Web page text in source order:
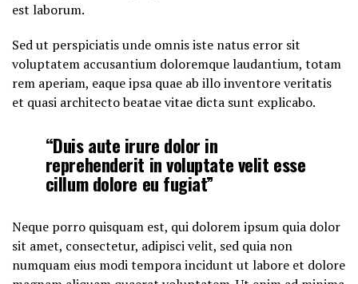
est laborum.
Sed ut perspiciatis unde omnis iste natus error sit
voluptatem accusantium doloremque laudantium, totam
rem aperiam, eaque ipsa quae ab illo inventore veritatis
et quasi architecto beatae vitae dicta sunt explicabo.
“Duis aute irure dolor in
reprehenderit in voluptate velit esse
cillum dolore eu fugiat”
Neque porro quisquam est, qui dolorem ipsum quia dolor
sit amet, consectetur, adipisci velit, sed quia non
numquam eius modi tempora incidunt ut labore et dolore